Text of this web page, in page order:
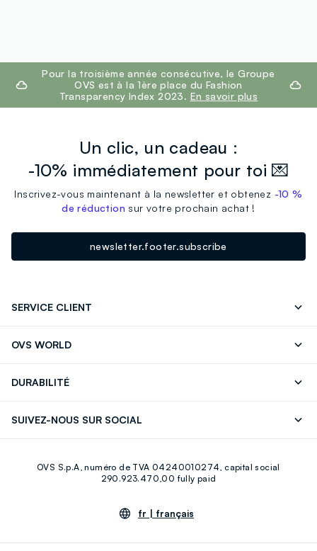
footer.ariatitlePour la troisième année consécutive, le Groupe
OVS est à la 1ère place du Fashion
Transparency Index 2023. En savoir plus
Un clic, un cadeau :
-10% immédiatement pour toi 💌
Inscrivez-vous maintenant à la newsletter et obtenez -10 %
de réduction sur votre prochain achat !
newsletter.footer.subscribe
SERVICE CLIENT
OVS WORLD
DURABILITÉ
SUIVEZ-NOUS SUR SOCIAL
Youtube Linkedin
OVS S.p.A, numéro de TVA 04240010274, capital social
290.923.470,00 fully paid
fr | français